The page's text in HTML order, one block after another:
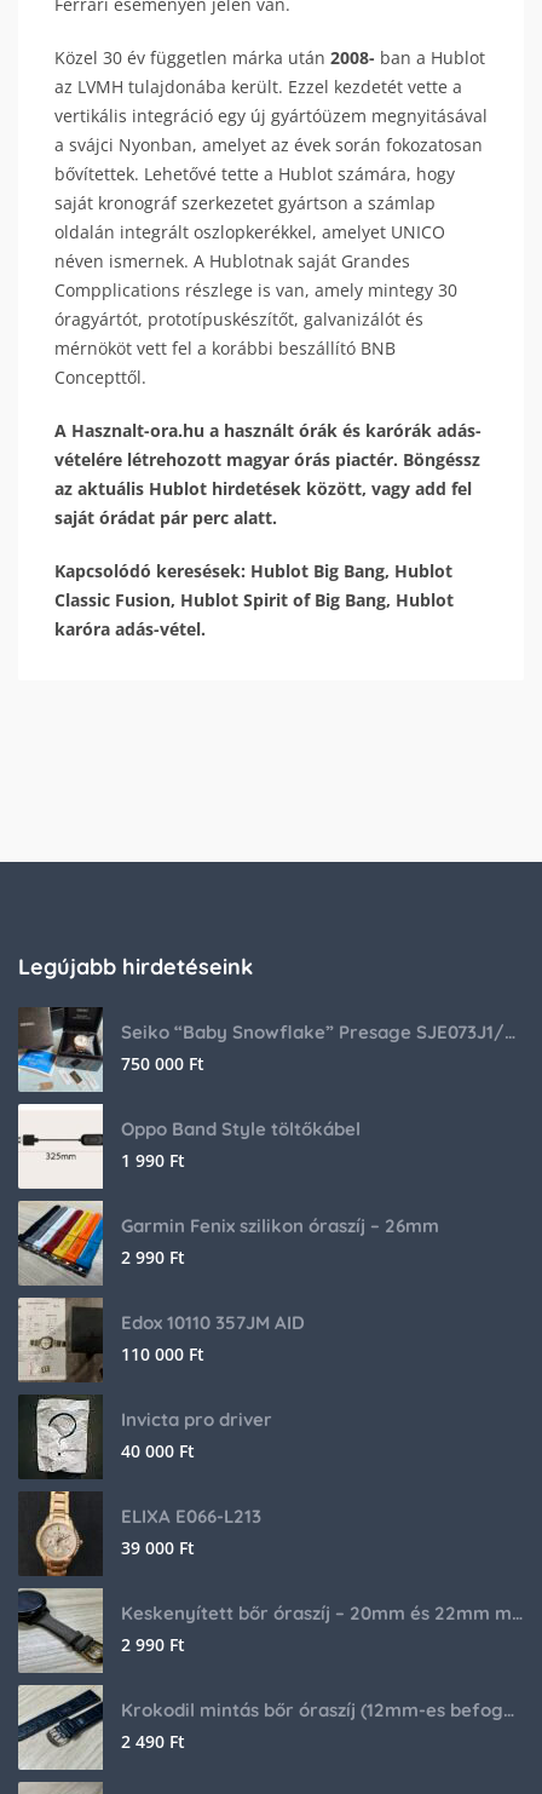
Ferrari eseményen jelen van.
Közel 30 év független márka után 2008- ban a Hublot
az LVMH tulajdonába került. Ezzel kezdetét vette a
vertikális integráció egy új gyártóüzem megnyitásával
a svájci Nyonban, amelyet az évek során fokozatosan
bővítettek. Lehetővé tette a Hublot számára, hogy
saját kronográf szerkezetet gyártson a számlap
oldalán integrált oszlopkerékkel, amelyet UNICO
néven ismernek. A Hublotnak saját Grandes
Compplications részlege is van, amely mintegy 30
óragyártót, prototípuskészítőt, galvanizálót és
mérnököt vett fel a korábbi beszállító BNB
Concepttől.
A Hasznalt-ora.hu a használt órák és karórák adás-
vételére létrehozott magyar órás piactér. Böngéssz
az aktuális Hublot hirdetések között, vagy add fel
saját órádat pár perc alatt.
Kapcsolódó keresések: Hublot Big Bang, Hublot
Classic Fusion, Hublot Spirit of Big Bang, Hublot
karóra adás-vétel.
Legújabb hirdetéseink
Seiko “Baby Snowflake” Presage SJE073J1/SARA015 Limited Edition
750 000 Ft
Oppo Band Style töltőkábel
1 990 Ft
Garmin Fenix szilikon óraszíj – 26mm
2 990 Ft
Edox 10110 357JM AID
110 000 Ft
Invicta pro driver
40 000 Ft
ELIXA E066-L213
39 000 Ft
Keskenyített bőr óraszíj – 20mm és 22mm méretben
2 990 Ft
Krokodil mintás bőr óraszíj (12mm-es befogóval rendelkező órához)
2 490 Ft